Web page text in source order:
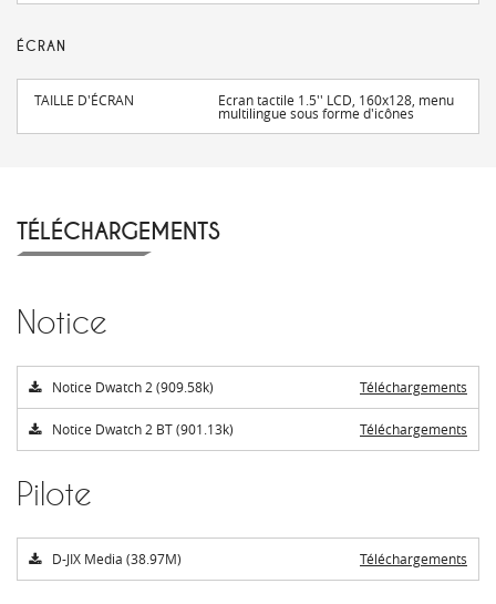
ÉCRAN
TAILLE D'ÉCRAN Ecran tactile 1.5'' LCD, 160x128, menu
multilingue sous forme d'icônes
TÉLÉCHARGEMENTS
Notice
Notice Dwatch 2 (909.58k) Téléchargements
Notice Dwatch 2 BT (901.13k) Téléchargements
Pilote
D-JIX Media (38.97M) Téléchargements